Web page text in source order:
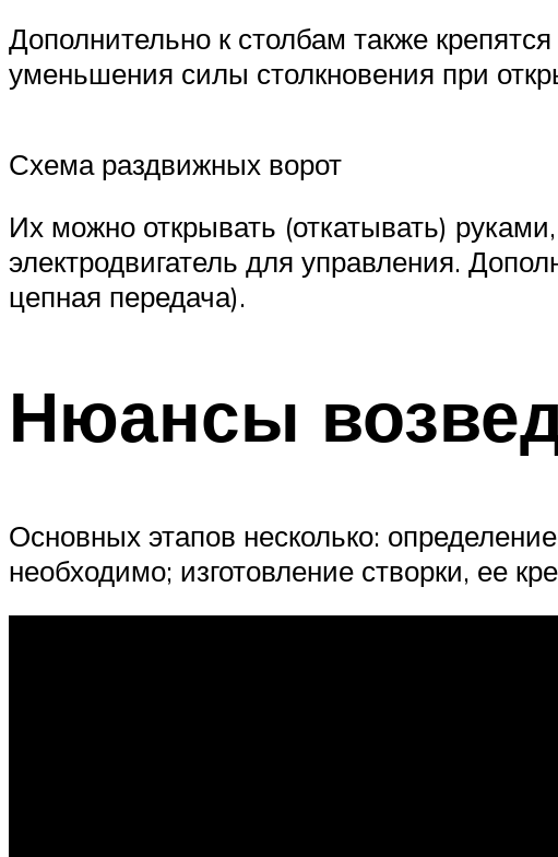
Дополнительно к столбам также
уменьшения силы столкновения при
Схема раздвижных ворот
Их можно открывать (откатывать)
электродвигатель для управления.
цепная передача).
Нюансы
Основных этапов несколько:
необходимо; изготовление створки, ее